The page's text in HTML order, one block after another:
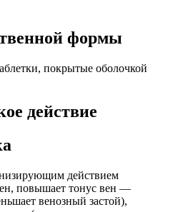
формы
покрытые оболочкой
действие
действием
повышает тонус вен —
венозный застой),